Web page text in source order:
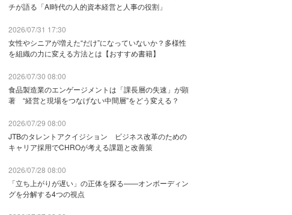
チが語る「AI時代の人的資本経営と人事の役割」
2026/07/31 17:30
女性やシニアが増えた“だけ”になっていないか？多様性
を組織の力に変える方法とは【おすすめ書籍】
2026/07/30 08:00
食品製造業のエンゲージメントは「課長層の失速」が顕
著 “経営と現場をつなげない中間層”をどう変える？
2026/07/29 08:00
JTBのタレントアクイジション ビジネス改革のための
キャリア採用でCHROが考える課題と改善策
2026/07/28 08:00
「立ち上がりが遅い」の正体を探る——オンボーディン
グを分解する4つの視点